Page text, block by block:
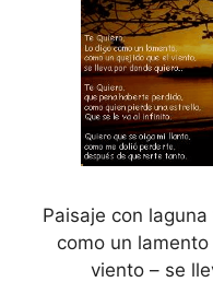
Paisaje con
como un
viento – se